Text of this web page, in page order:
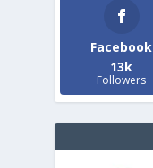
Facebook
13k
Followers